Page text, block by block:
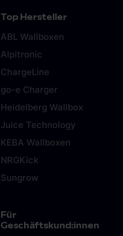
Top Hersteller
ABL Wallboxen
Alpitronic
ChargeLine
go-e Charger
Heidelberg Wallbox
Juice Technology
KEBA Wallboxen
NRGKick
Sungrow
Für
Geschäftskund:innen